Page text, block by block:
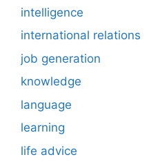
intelligence
international relations
job generation
knowledge
language
learning
life advice